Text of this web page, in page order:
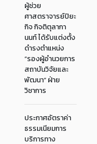
ผู้ช่วย
ศาสตราจารย์ปิยะ
กิจ กิจติตุลากา
นนท์ ได้รับแต่งตั้ง
ดำรงตำแหน่ง
“รองผู้อำนวยการ
สถาบันวิจัยและ
พัฒนา“ ฝ่าย
วิชาการ
ประกาศอัตราค่า
ธรรมเนียมการ
บริการทาง